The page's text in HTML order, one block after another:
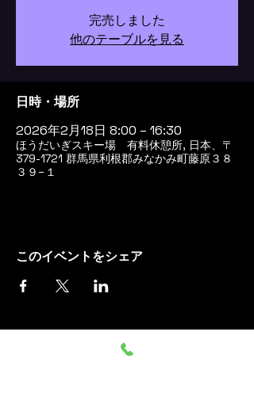
完売しました
他のテーブルを見る
日時・場所
2026年2月18日 8:00 – 16:30
ほうだいぎスキー場 有料休憩所, 日本、〒
379-1721 群馬県利根郡みなかみ町藤原３８
３９−１
このイベントをシェア
群馬みなかみ ほうだいぎス